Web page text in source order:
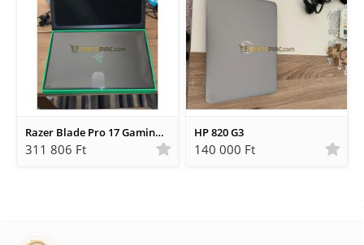
Razer Blade Pro 17 Gaming Laptop
311 806 Ft
HP 820 G3
140 000 Ft